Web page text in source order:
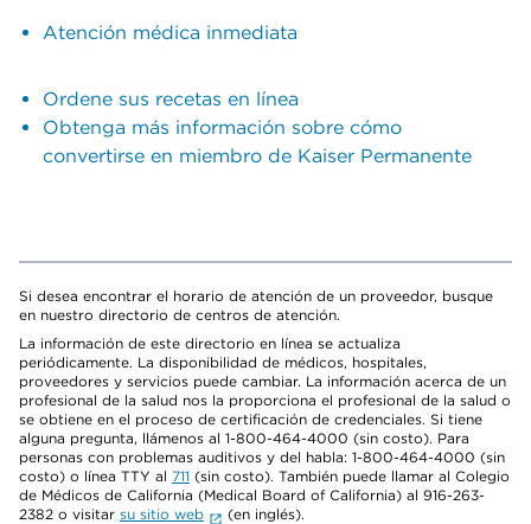
Atención médica inmediata
Ordene sus recetas en línea
Obtenga más información sobre cómo
convertirse en miembro de Kaiser Permanente
Si desea encontrar el horario de atención de un proveedor, busque
en nuestro directorio de centros de atención.
La información de este directorio en línea se actualiza
periódicamente. La disponibilidad de médicos, hospitales,
proveedores y servicios puede cambiar. La información acerca de un
profesional de la salud nos la proporciona el profesional de la salud o
se obtiene en el proceso de certificación de credenciales. Si tiene
alguna pregunta, llámenos al 1-800-464-4000 (sin costo). Para
personas con problemas auditivos y del habla: 1-800-464-4000 (sin
costo) o línea TTY al 711 (sin costo). También puede llamar al Colegio
de Médicos de California (Medical Board of California) al 916-263-
2382 o visitar su sitio web
(en inglés).